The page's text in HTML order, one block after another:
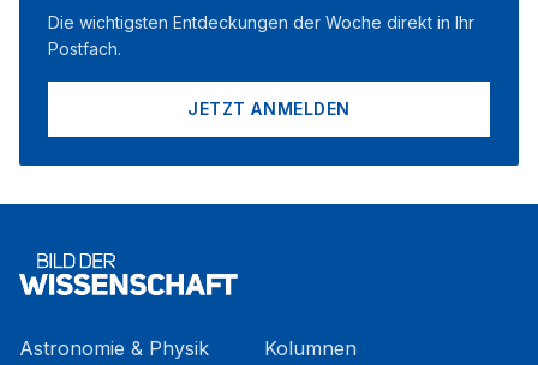
Die wichtigsten Entdeckungen der Woche direkt in Ihr
Postfach.
JETZT ANMELDEN
Astronomie & Physik
Kolumnen